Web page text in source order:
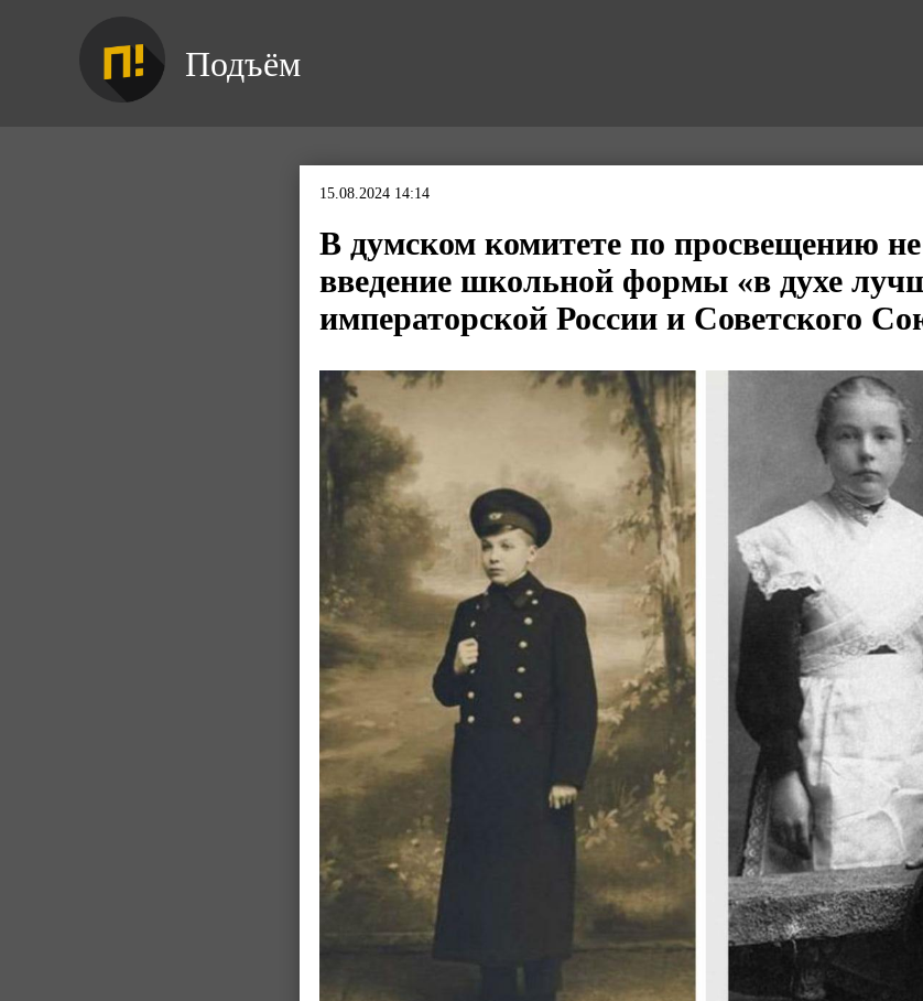
Подъём
15.08.2024 14:14
В думском комитете по просвещению
введение школьной формы «в духе
императорской России и Советского